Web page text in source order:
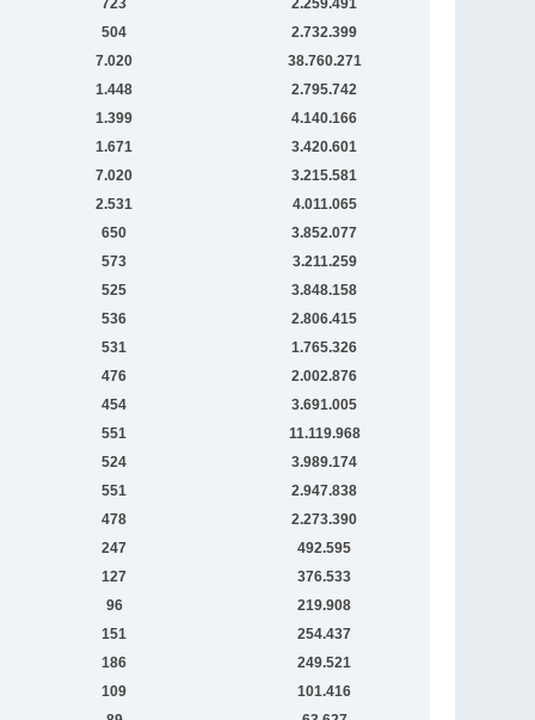
723
2.259.491
504
2.732.399
7.020
38.760.271
1.448
2.795.742
1.399
4.140.166
1.671
3.420.601
7.020
3.215.581
2.531
4.011.065
650
3.852.077
573
3.211.259
525
3.848.158
536
2.806.415
531
1.765.326
476
2.002.876
454
3.691.005
551
11.119.968
524
3.989.174
551
2.947.838
478
2.273.390
247
492.595
127
376.533
96
219.908
151
254.437
186
249.521
109
101.416